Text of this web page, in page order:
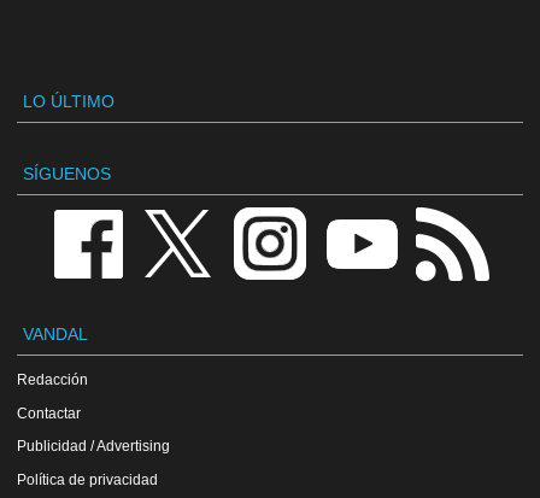
LO ÚLTIMO
SÍGUENOS
VANDAL
Redacción
Contactar
Publicidad / Advertising
Política de privacidad